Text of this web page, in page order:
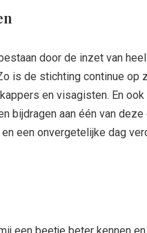
door de inzet van
is de stichting continue op
en visagisten. En
bijdragen aan één van
een onvergetelijke dag